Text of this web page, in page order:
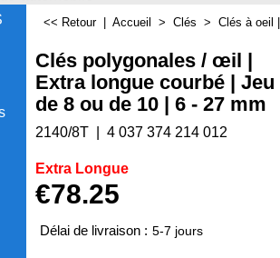
<< Retour Accueil > Clés > Clés à oeil
Clés polygonales / œil |
Extra longue courbé | Jeu
de 8 ou de 10 | 6 - 27 mm
2140/8T 4 037 374 214 012
Extra Longue
€78.25
Délai de livraison : 5-7 jours